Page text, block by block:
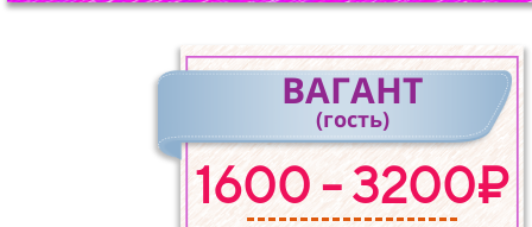
ВАГАНТ
(гость)
1600 - 3200₽